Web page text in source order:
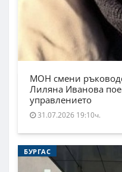
МОН смени
Лиляна Иванова
управлението
31.07.2026 19:10ч.
БУРГАС